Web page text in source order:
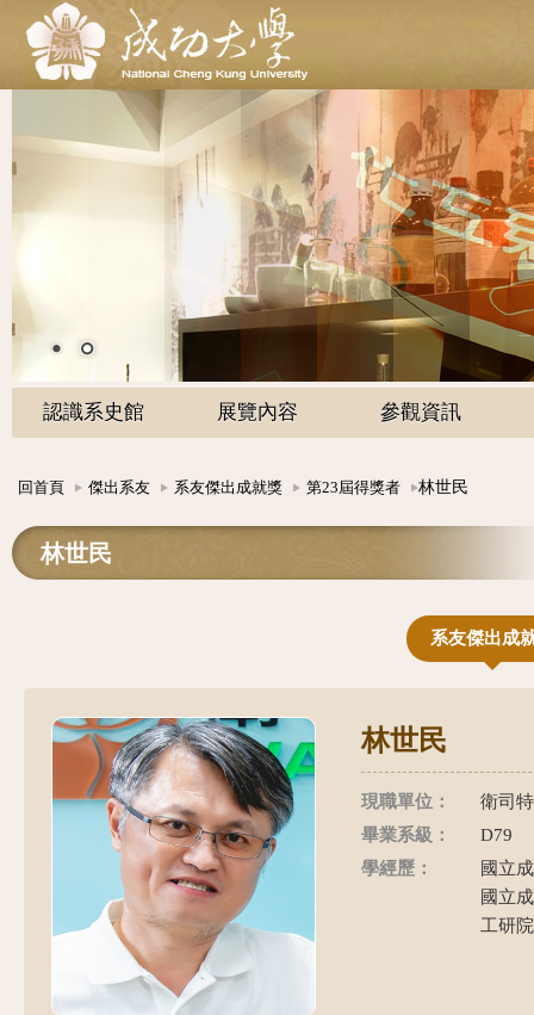
認識系史館 展覽內容 參觀資訊
回首頁 傑出系友 系友傑出成就獎 第23屆得獎者 林世民
林世民
系友傑出成
林世民
現職單位：
衛司
畢業系級：
D79
學經歷：
國立
國立
工研